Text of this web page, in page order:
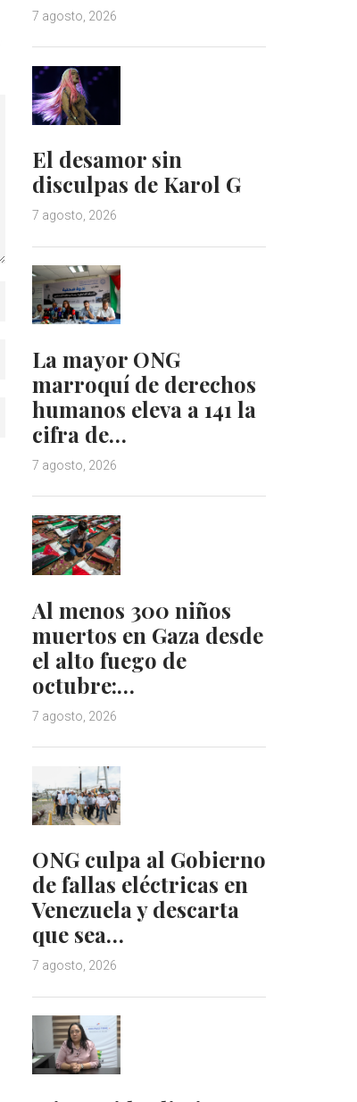
7 agosto, 2026
El desamor sin
disculpas de Karol G
7 agosto, 2026
La mayor ONG
marroquí de derechos
humanos eleva a 141 la
cifra de…
7 agosto, 2026
Al menos 300 niños
muertos en Gaza desde
el alto fuego de
octubre:…
7 agosto, 2026
ONG culpa al Gobierno
de fallas eléctricas en
Venezuela y descarta
que sea…
7 agosto, 2026